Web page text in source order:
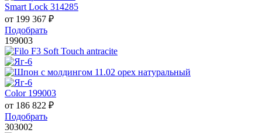
Smart Lock 314285
от 199 367 ₽
Подобрать
199003
Color 199003
от 186 822 ₽
Подобрать
303002